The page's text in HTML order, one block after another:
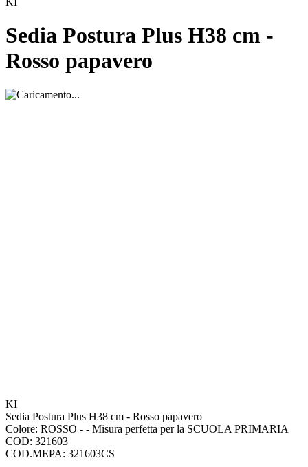
Sedia Postura Plus H38 cm -
Rosso papavero
KI
Sedia Postura Plus H38 cm - Rosso papavero
Colore: ROSSO - - Misura perfetta per la SCUOLA PRIMARIA
COD: 321603
COD.MEPA: 321603CS